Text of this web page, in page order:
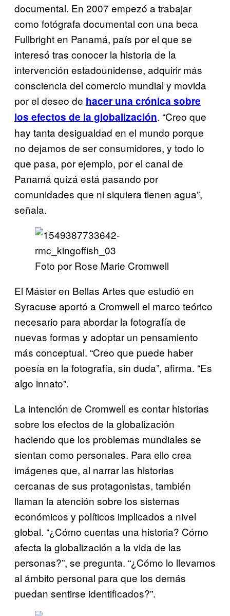
documental. En 2007 empezó a trabajar
como fotógrafa documental con una beca
Fullbright en Panamá, país por el que se
interesó tras conocer la historia de la
intervención estadounidense, adquirir más
consciencia del comercio mundial y movida
por el deseo de hacer una crónica sobre
los efectos de la globalización. “Creo que
hay tanta desigualdad en el mundo porque
no dejamos de ser consumidores, y todo lo
que pasa, por ejemplo, por el canal de
Panamá quizá está pasando por
comunidades que ni siquiera tienen agua”,
señala.
Foto por Rose Marie Cromwell
El Máster en Bellas Artes que estudió en
Syracuse aportó a Cromwell el marco teórico
necesario para abordar la fotografía de
nuevas formas y adoptar un pensamiento
más conceptual. “Creo que puede haber
poesía en la fotografía, sin duda”, afirma. “Es
algo innato”.
La intención de Cromwell es contar historias
sobre los efectos de la globalización
haciendo que los problemas mundiales se
sientan como personales. Para ello crea
imágenes que, al narrar las historias
cercanas de sus protagonistas, también
llaman la atención sobre los sistemas
económicos y políticos implicados a nivel
global. “¿Cómo cuentas una historia? Cómo
afecta la globalización a la vida de las
personas?”, se pregunta. “¿Cómo lo llevamos
al ámbito personal para que los demás
puedan sentirse identificados?”.